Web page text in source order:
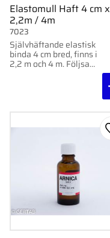
Elastomull Haft 4 cm x
2,2m / 4m
Självhäftande elastisk
binda 4 cm bred, finns i
2,2 m och 4 m. Följsam,
7023